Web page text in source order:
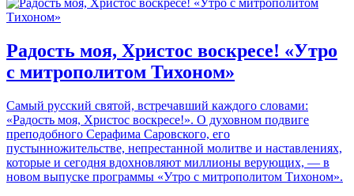
Радость моя, Христос воскресе! «Утро
с митрополитом Тихоном»
Самый русский святой, встречавший каждого словами:
«Радость моя, Христос воскресе!». О духовном подвиге
преподобного Серафима Саровского, его
пустынножительстве, непрестанной молитве и наставлениях,
которые и сегодня вдохновляют миллионы верующих, — в
новом выпуске программы «Утро с митрополитом Тихоном».